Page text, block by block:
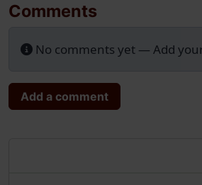
Comments
No comments yet — Add
Add a comment